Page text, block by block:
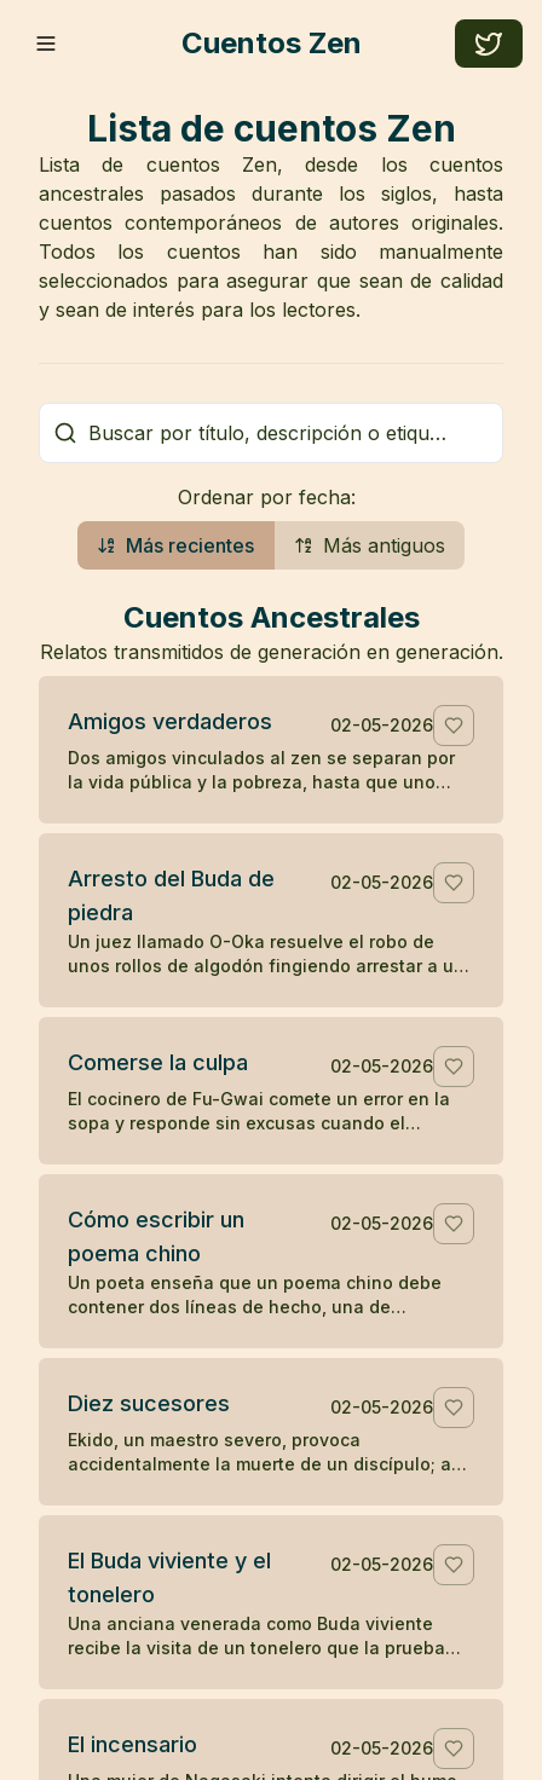
Cuentos Zen
Lista de cuentos Zen
Lista de cuentos Zen, desde los cuentos
ancestrales pasados durante los siglos, hasta
cuentos contemporáneos de autores originales.
Todos los cuentos han sido manualmente
seleccionados para asegurar que sean de calidad
y sean de interés para los lectores.
Ordenar por fecha:
Más recientes
Más antiguos
Cuentos Ancestrales
Relatos transmitidos de generación en generación.
Amigos verdaderos
02-05-2026
Dos amigos vinculados al zen se separan por
la vida pública y la pobreza, hasta que uno
cuerpo con gratitud.
Arresto del Buda de
piedra
02-05-2026
Un juez llamado O-Oka resuelve el robo de
unos rollos de algodón fingiendo arrestar a un
práctica puede revelar lo oculto.
Comerse la culpa
02-05-2026
El cocinero de Fu-Gwai comete un error en la
sopa y responde sin excusas cuando el
Cómo escribir un
poema chino
02-05-2026
Un poeta enseña que un poema chino debe
contener dos líneas de hecho, una de
escena mínima que revela algo entero.
Diez sucesores
02-05-2026
Ekido, un maestro severo, provoca
accidentalmente la muerte de un discípulo; aun
sucesores iluminados.
El Buda viviente y el
tonelero
02-05-2026
Una anciana venerada como Buda viviente
recibe la visita de un tonelero que la prueba
fama sostiene el contacto real.
El incensario
02-05-2026